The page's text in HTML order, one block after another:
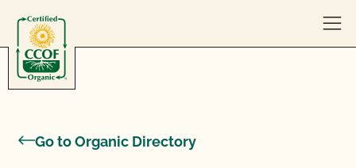
Go to Organic Directory